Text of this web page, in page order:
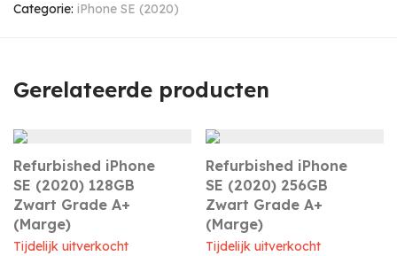
Categorie: iPhone SE (2020)
Gerelateerde producten
Refurbished iPhone
SE (2020) 128GB
Zwart Grade A+
(Marge)
Tijdelijk uitverkocht
Refurbished iPhone
SE (2020) 256GB
Zwart Grade A+
(Marge)
Tijdelijk uitverkocht